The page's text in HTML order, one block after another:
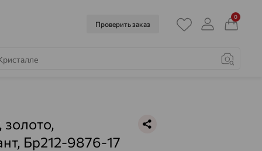
Проверить заказ
0
золото,
Бр212-9876-17